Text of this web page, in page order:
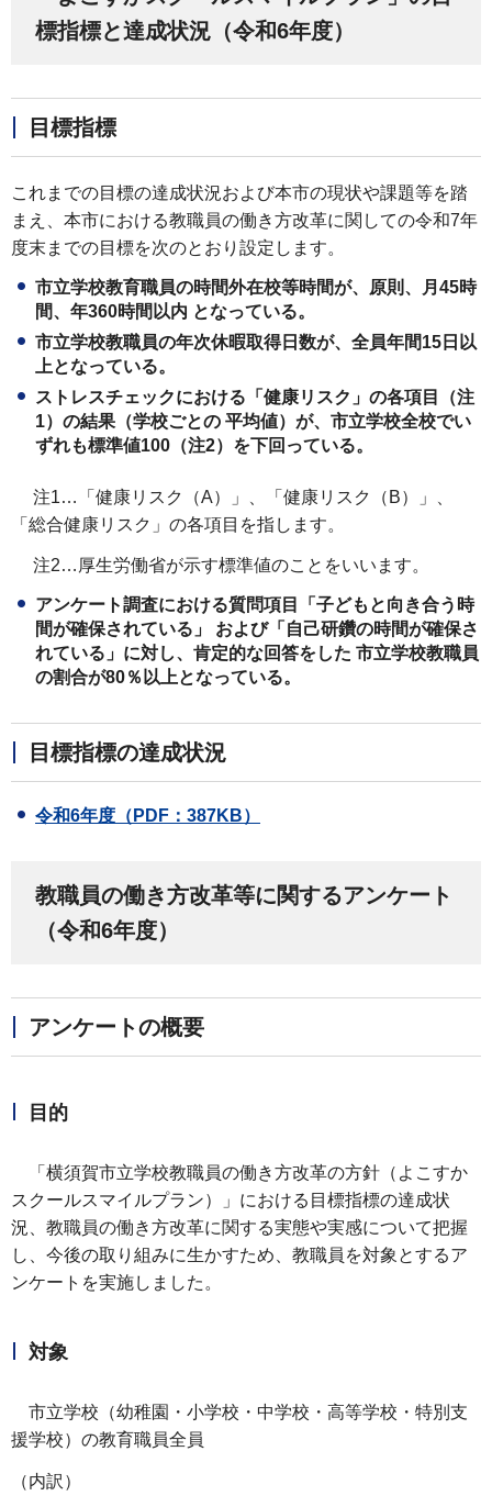
標指標と達成状況（令和6年度）
目標指標
これまでの目標の達成状況および本市の現状や課題等を踏
まえ、本市における教職員の働き方改革に関しての令和7年
度末までの目標を次のとおり設定します。
市立学校教育職員の時間外在校等時間が、原則、月45時
間、年360時間以内 となっている。
市立学校教職員の年次休暇取得日数が、全員年間15日以
上となっている。
ストレスチェックにおける「健康リスク」の各項目（注
1）の結果（学校ごとの 平均値）が、市立学校全校でい
ずれも標準値100（注2）を下回っている。
注1…「健康リスク（A）」、「健康リスク（B）」、
「総合健康リスク」の各項目を指します。
注2…厚生労働省が示す標準値のことをいいます。
アンケート調査における質問項目「子どもと向き合う時
間が確保されている」 および「自己研鑽の時間が確保さ
れている」に対し、肯定的な回答をした 市立学校教職員
の割合が80％以上となっている。
目標指標の達成状況
令和6年度（PDF：387KB）
教職員の働き方改革等に関するアンケート
（令和6年度）
アンケートの概要
目的
「横須賀市立学校教職員の働き方改革の方針（よこすか
スクールスマイルプラン）」における目標指標の達成状
況、教職員の働き方改革に関する実態や実感について把握
し、今後の取り組みに生かすため、教職員を対象とするア
ンケートを実施しました。
対象
市立学校（幼稚園・小学校・中学校・高等学校・特別支
援学校）の教育職員全員
（内訳）